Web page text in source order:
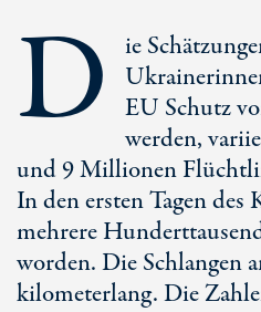
D
ie
EU Schutz
werden,
und 9 Millionen
In den ersten Tagen
mehrere
worden. Die Schlangen
kilometerlang. Die